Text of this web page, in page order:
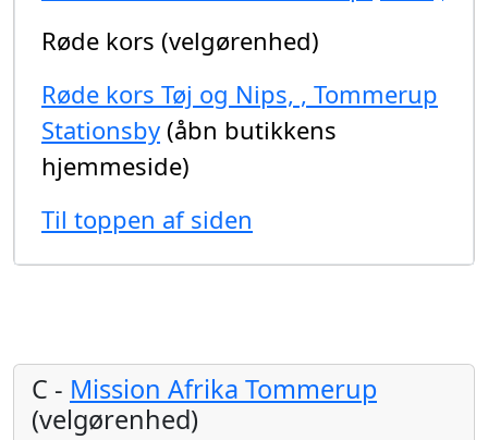
Røde kors (velgørenhed)
Røde kors Tøj og Nips, , Tommerup
Stationsby (åbn butikkens
hjemmeside)
Til toppen af siden
C - Mission Afrika Tommerup
(velgørenhed)